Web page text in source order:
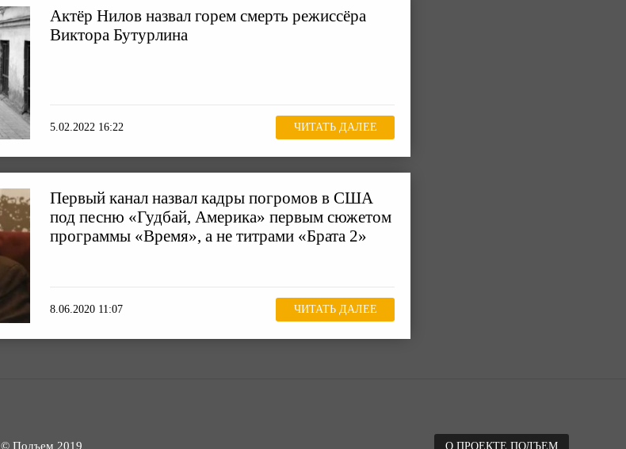
Актёр Нилов назвал горем смерть режиссёра
Виктора Бутурлина
5.02.2022 16:22 ЧИТАТЬ ДАЛЕЕ
Первый канал назвал кадры погромов в США
под песню «Гудбай, Америка» первым сюжетом
программы «Время», а не титрами «Брата 2»
8.06.2020 11:07 ЧИТАТЬ ДАЛЕЕ
© Подъем 2019 О ПРОЕКТЕ ПОДЪЕМ